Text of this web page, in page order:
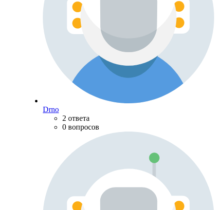
Drno
2 ответа
0 вопросов